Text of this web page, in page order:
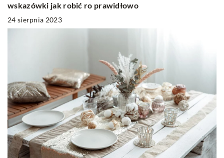
wskazówki jak robić ro prawidłowo
24 sierpnia 2023